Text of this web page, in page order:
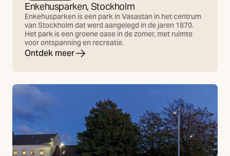
Enkehusparken, Stockholm
Enkehusparken is een park in Vasastan in het centrum
van Stockholm dat werd aangelegd in de jaren 1870.
Het park is een groene oase in de zomer, met ruimte
voor ontspanning en recreatie.
Ontdek meer